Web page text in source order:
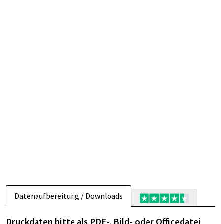
Datenaufbereitung / Downloads
Druckdaten bitte als PDF-, Bild- oder Officedatei